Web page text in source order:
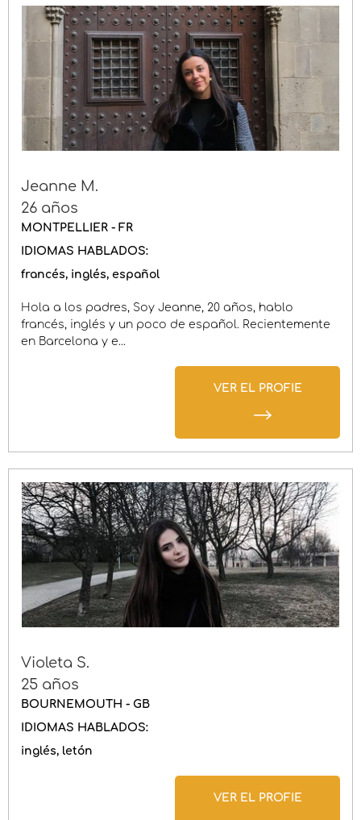
Jeanne M.
26 años
MONTPELLIER - FR
IDIOMAS HABLADOS:
francés inglés español
Hola a los padres, Soy Jeanne, 20 años, hablo
francés, inglés y un poco de español. Recientemente
en Barcelona y e...
Violeta S.
25 años
BOURNEMOUTH - GB
IDIOMAS HABLADOS:
inglés letón